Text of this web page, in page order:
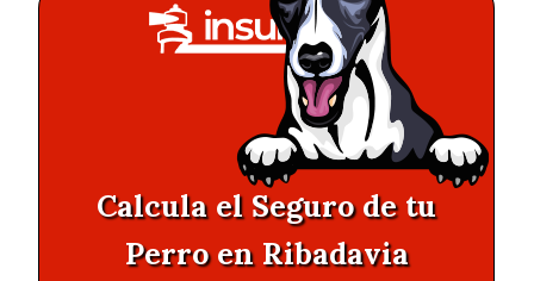
Calcula el Seguro de tu
Perro en Ribadavia